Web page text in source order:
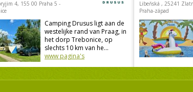
4, 155 00 Praha 5 -
Camping Drusus ligt aan de
westelijke rand van Praag, in
het dorp Trebonice, op
slechts 10 km van he...
www pagina's
Libeňská , 25241
Praha-západ